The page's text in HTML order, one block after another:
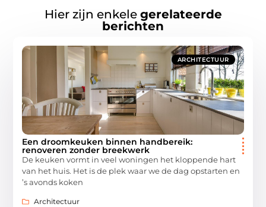
Hier zijn enkele gerelateerde
berichten
ARCHITECTUUR
Een droomkeuken binnen handbereik:
renoveren zonder breekwerk
De keuken vormt in veel woningen het kloppende hart
van het huis. Het is de plek waar we de dag opstarten en
’s avonds koken
Architectuur